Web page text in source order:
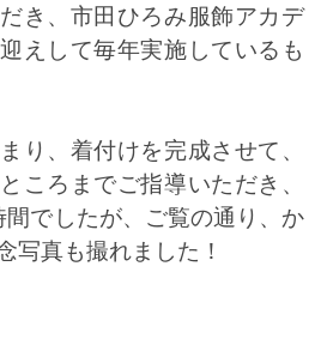
き、 市田ひろみ服飾アカデ
えして毎年実施している も
り、着付けを完成させて、
ころまでご指導いただき、
でしたが、ご覧の通り、 か
写真も撮れました！